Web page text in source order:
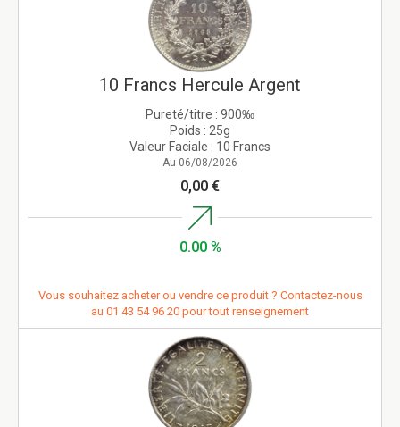
10 Francs Hercule Argent
Pureté/titre : 900‰
Poids : 25g
Valeur Faciale : 10 Francs
Au 06/08/2026
0,00 €
0.00 %
Vous souhaitez acheter ou vendre ce produit ? Contactez-nous
au 01 43 54 96 20 pour tout renseignement